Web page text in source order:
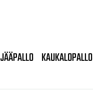
JÄÄPALLO KAUKALOPALLO